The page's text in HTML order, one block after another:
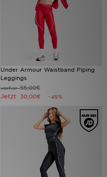
Under Armour Waistband Piping
Leggings
vorher55,00€
Jetzt 30,00€ - 45%